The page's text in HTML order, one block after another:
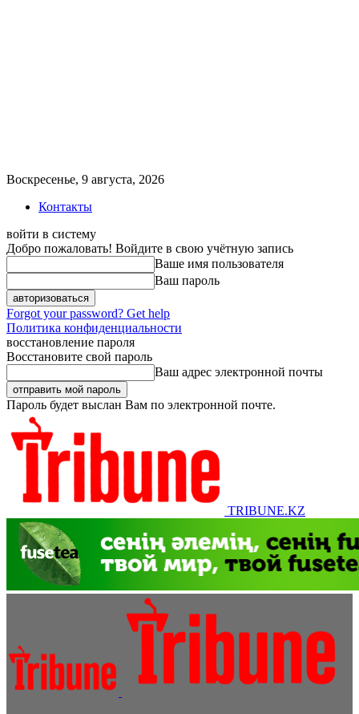
Воскресенье, 9 августа, 2026
Контакты
войти в систему
Добро пожаловать! Войдите в свою учётную запись
Ваше имя пользователя
Ваш пароль
Forgot your password? Get help
Политика конфиденциальности
восстановление пароля
Восстановите свой пароль
Ваш адрес электронной почты
Пароль будет выслан Вам по электронной почте.
TRIBUNE.KZ